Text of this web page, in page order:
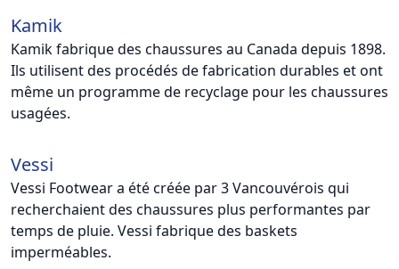
Kamik
Kamik fabrique des chaussures au Canada depuis 1898.
Ils utilisent des procédés de fabrication durables et ont
même un programme de recyclage pour les chaussures
usagées.
Vessi
Vessi Footwear a été créée par 3 Vancouvérois qui
recherchaient des chaussures plus performantes par
temps de pluie. Vessi fabrique des baskets
imperméables.